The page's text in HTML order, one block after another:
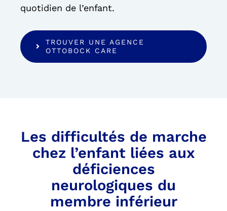
quotidien de l’enfant.
TROUVER UNE AGENCE
OTTOBOCK CARE
Les difficultés de marche
chez l’enfant liées aux
déficiences
neurologiques du
membre inférieur